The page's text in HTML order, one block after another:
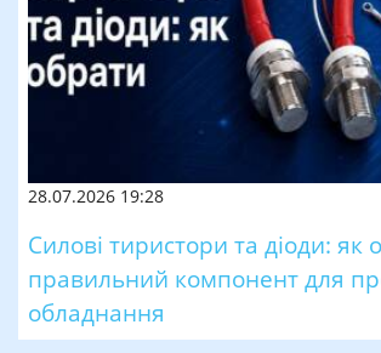
28.07.2026 19:28
Силові тиристори та діоди: як
правильний компонент для
обладнання